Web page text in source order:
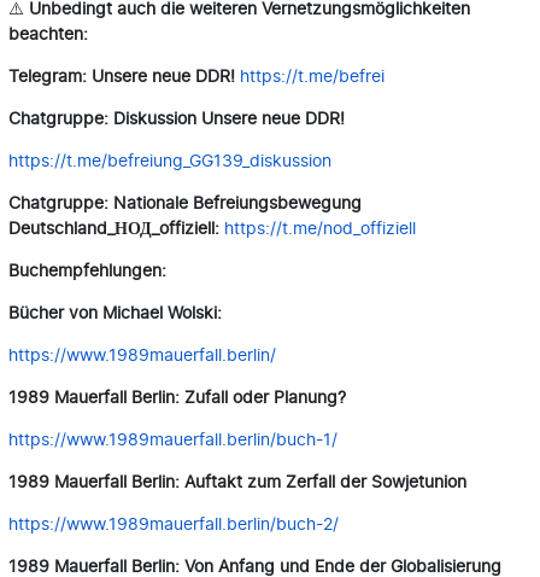
⚠️ Unbedingt auch die weiteren Vernetzungsmöglichkeiten
beachten:
Telegram: Unsere neue DDR! https://t.me/befrei
Chatgruppe: Diskussion Unsere neue DDR!
https://t.me/befreiung_GG139_diskussion
Chatgruppe: Nationale Befreiungsbewegung
Deutschland_НОД_offiziell: https://t.me/nod_offiziell
Buchempfehlungen:
Bücher von Michael Wolski:
https://www.1989mauerfall.berlin/
1989 Mauerfall Berlin: Zufall oder Planung?
https://www.1989mauerfall.berlin/buch-1/
1989 Mauerfall Berlin: Auftakt zum Zerfall der Sowjetunion
https://www.1989mauerfall.berlin/buch-2/
1989 Mauerfall Berlin: Von Anfang und Ende der Globalisierung